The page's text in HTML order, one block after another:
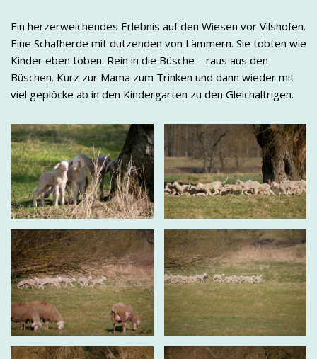
Ein herzerweichendes Erlebnis auf den Wiesen vor Vilshofen.
Eine Schafherde mit dutzenden von Lämmern. Sie tobten wie
Kinder eben toben. Rein in die Büsche – raus aus den
Büschen. Kurz zur Mama zum Trinken und dann wieder mit
viel geplöcke ab in den Kindergarten zu den Gleichaltrigen.